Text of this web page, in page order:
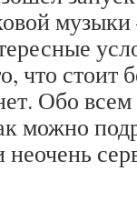
что стоит
Обо всем
можно